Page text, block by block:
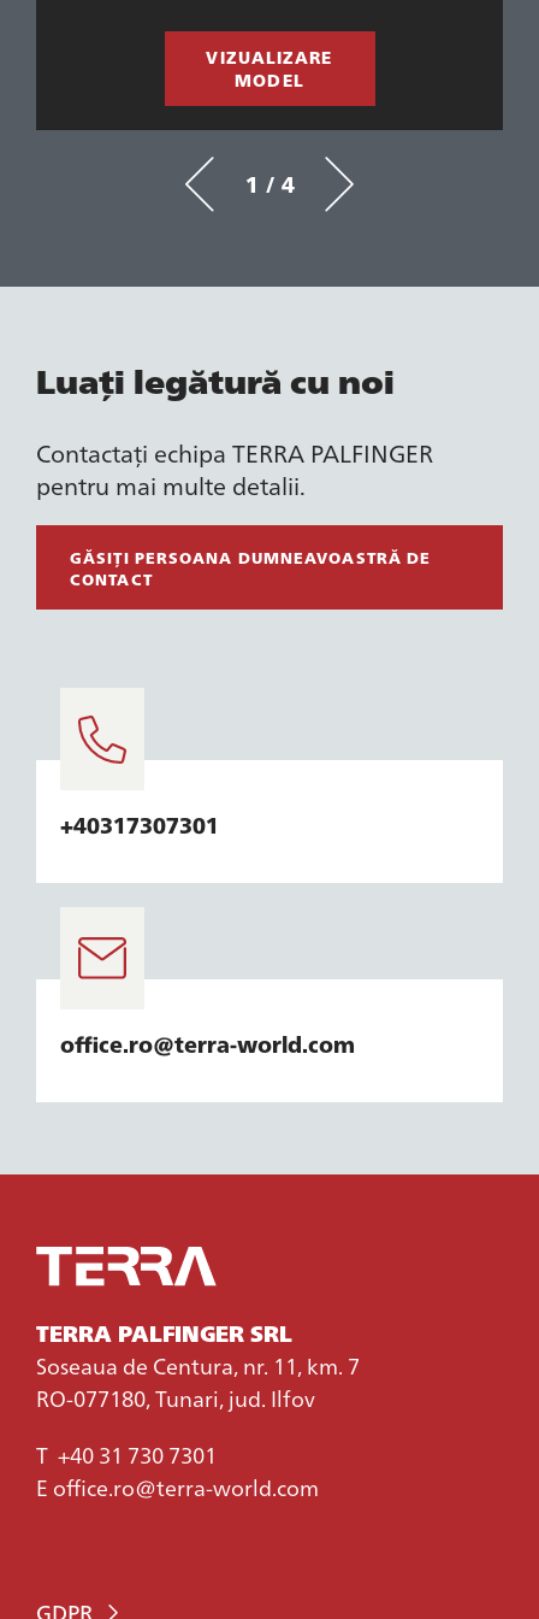
VIZUALIZARE
MODEL
1 / 4
Luați legătură cu noi
Contactați echipa TERRA PALFINGER
pentru mai multe detalii.
GĂSIȚI PERSOANA DUMNEAVOASTRĂ DE
CONTACT
+40317307301
office.ro@terra-world.com
TERRA PALFINGER SRL
Soseaua de Centura, nr. 11, km. 7
RO-077180, Tunari, jud. Ilfov
T +40 31 730 7301
E office.ro@terra-world.com
GDPR